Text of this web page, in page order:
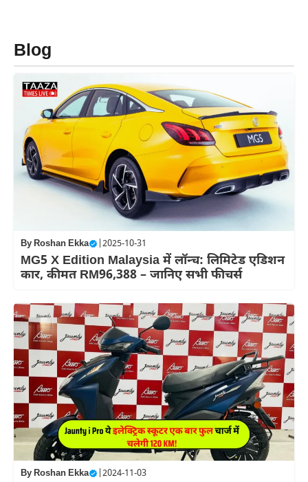
contentBlog
ByRoshan Ekka 2025-10-31
MG5 X Edition Malaysia में लॉन्च: लिमिटेड एडिशन
कार, कीमत RM96,388 – जानिए सभी फीचर्स
ByRoshan Ekka 2024-11-03